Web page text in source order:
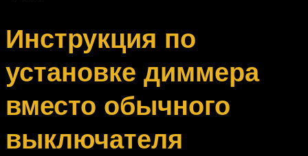
Инструкция по
установке диммера
вместо обычного
выключателя